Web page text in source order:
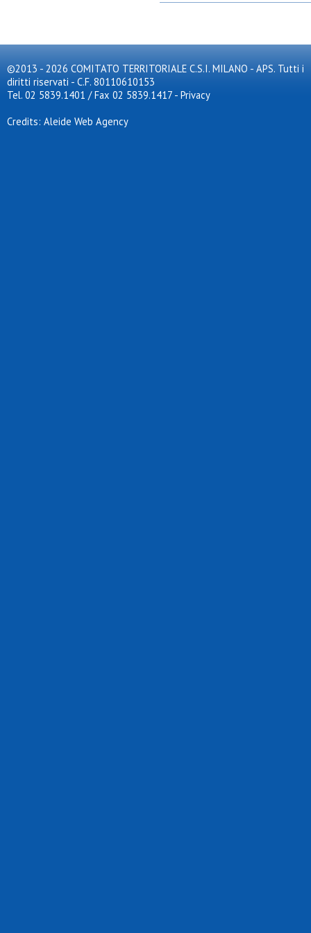
©2013 - 2026 COMITATO TERRITORIALE C.S.I. MILANO - APS. Tutti i
diritti riservati - C.F. 80110610153
Tel. 02 5839.1401 / Fax 02 5839.1417 - Privacy
Credits: Aleide Web Agency